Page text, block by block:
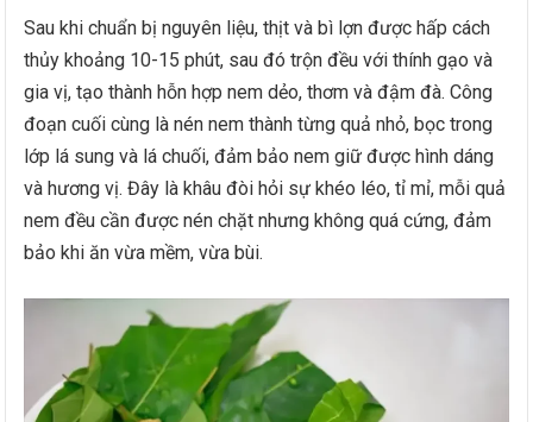
Sau khi chuẩn bị nguyên liệu, thịt và bì lợn được hấp cách
thủy khoảng 10-15 phút, sau đó trộn đều với thính gạo và
gia vị, tạo thành hỗn hợp nem dẻo, thơm và đậm đà. Công
đoạn cuối cùng là nén nem thành từng quả nhỏ, bọc trong
lớp lá sung và lá chuối, đảm bảo nem giữ được hình dáng
và hương vị. Đây là khâu đòi hỏi sự khéo léo, tỉ mỉ, mỗi quả
nem đều cần được nén chặt nhưng không quá cứng, đảm
bảo khi ăn vừa mềm, vừa bùi.